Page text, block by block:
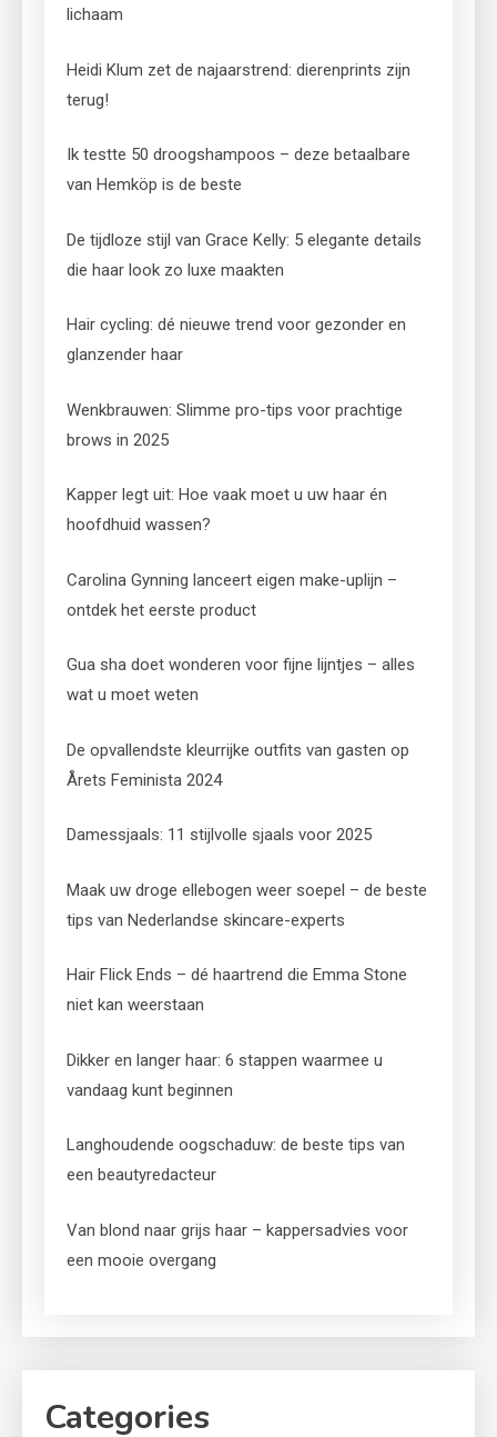
lichaam
Heidi Klum zet de najaarstrend: dierenprints zijn
terug!
Ik testte 50 droogshampoos – deze betaalbare
van Hemköp is de beste
De tijdloze stijl van Grace Kelly: 5 elegante details
die haar look zo luxe maakten
Hair cycling: dé nieuwe trend voor gezonder en
glanzender haar
Wenkbrauwen: Slimme pro-tips voor prachtige
brows in 2025
Kapper legt uit: Hoe vaak moet u uw haar én
hoofdhuid wassen?
Carolina Gynning lanceert eigen make-uplijn –
ontdek het eerste product
Gua sha doet wonderen voor fijne lijntjes – alles
wat u moet weten
De opvallendste kleurrijke outfits van gasten op
Årets Feminista 2024
Damessjaals: 11 stijlvolle sjaals voor 2025
Maak uw droge ellebogen weer soepel – de beste
tips van Nederlandse skincare-experts
Hair Flick Ends – dé haartrend die Emma Stone
niet kan weerstaan
Dikker en langer haar: 6 stappen waarmee u
vandaag kunt beginnen
Langhoudende oogschaduw: de beste tips van
een beautyredacteur
Van blond naar grijs haar – kappersadvies voor
een mooie overgang
Categories